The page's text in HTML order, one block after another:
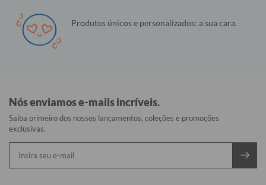
Produtos únicos e personalizados: a sua cara.
Nós enviamos e-mails incríveis.
Saiba primeiro dos nossos lançamentos, coleções e promoções
exclusivas.